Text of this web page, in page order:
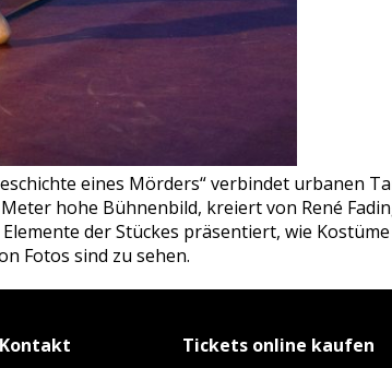
eines Mörders“ verbindet urbanen
hohe Bühnenbild, kreiert von René
der Stückes präsentiert, wie
Fotos sind zu sehen.
Kontakt Tickets online kaufen